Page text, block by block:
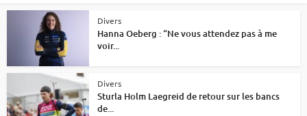
Divers
Hanna Oeberg : “Ne vous attendez pas à me
voir...
Divers
Sturla Holm Laegreid de retour sur les bancs
de...